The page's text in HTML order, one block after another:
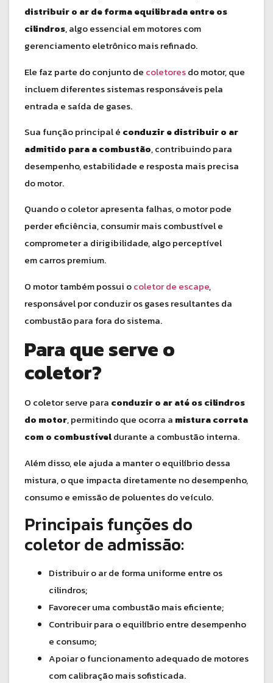
distribuir o ar de forma equilibrada entre os
cilindros, algo essencial em motores com
gerenciamento eletrônico mais refinado.
Ele faz parte do conjunto de coletoresdo motor, que
incluem diferentes sistemas responsáveis pela
entrada e saída de gases.
Sua função principal é conduzir e distribuir o ar
admitido para a combustão, contribuindo para
desempenho, estabilidade e resposta mais precisa
do motor.
Quando o coletor apresenta falhas, o motor pode
perder eficiência, consumir mais combustível e
comprometer a dirigibilidade, algo perceptível
em carros premium.
O motor também possui ocoletor de escape,
responsável por conduzir os gases resultantes da
combustão para fora do sistema.
Para que serve o
coletor?
O coletor serve para conduzir o ar até os cilindros
do motor, permitindo que ocorra a mistura correta
com o combustíveldurante a combustão interna.
Além disso, ele ajuda a manter o equilíbrio dessa
mistura, o que impacta diretamente no desempenho,
consumo e emissão de poluentes do veículo.
Principais funções do
coletor de admissão:
Distribuir o ar de forma uniforme entre os
cilindros;
Favorecer uma combustão mais eficiente;
Contribuir para o equilíbrio entre desempenho
e consumo;
Apoiar o funcionamento adequado de motores
com calibração mais sofisticada.